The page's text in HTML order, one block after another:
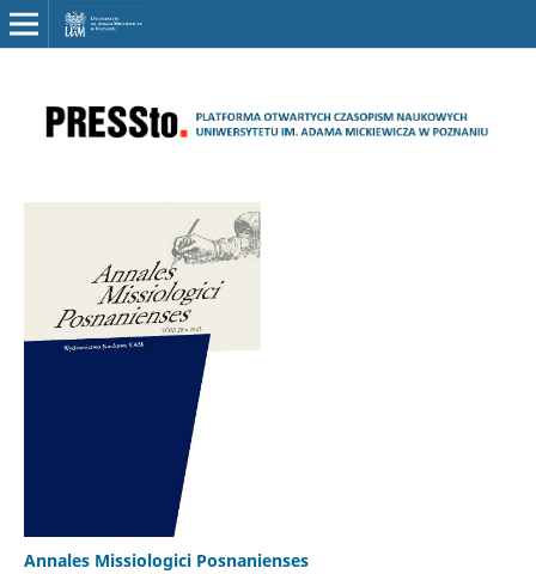
Annales Missiologici Posnanienses